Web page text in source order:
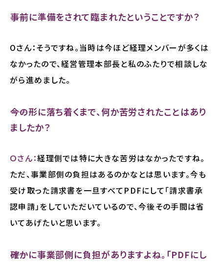
――事前に準備をされて臨まれたということですか？
Oさん：そうですね。当時は今ほど経理メンバーが多くは
なかったので、経営管理本部長と私のふたりで相談しな
がら進めました。
――今の形に落ち着くまで、何か苦労されたことはあり
ましたか？
Ｏさん：経理側では特に大きな苦労はなかったですね。
ただ、事業部側の負担はあるのかなとは思います。今も
受け取った請求書を一旦すべてPDFにして「請求書承
認申請」をしていただいているので、今後その手間は省
いてあげたいと思います。
――確かに事業部側に負担がありますよね。「PDFにし